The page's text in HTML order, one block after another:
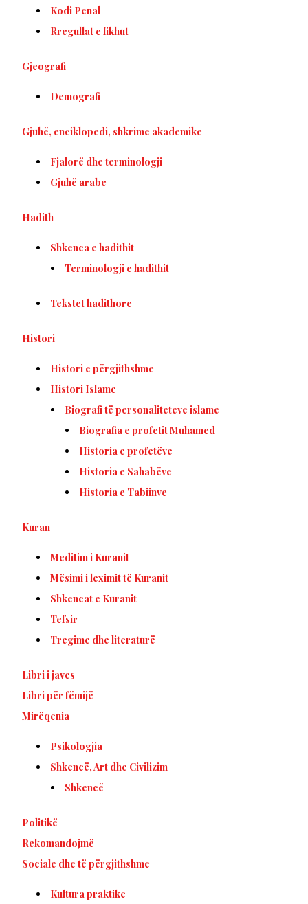
Kodi Penal
Rregullat e fikhut
Gjeografi
Demografi
Gjuhë, enciklopedi, shkrime akademike
Fjalorë dhe terminologji
Gjuhë arabe
Hadith
Shkenca e hadithit
Terminologji e hadithit
Tekstet hadithore
Histori
Histori e përgjithshme
Histori Islame
Biografi të personaliteteve islame
Biografia e profetit Muhamed
Historia e profetëve
Historia e Sahabëve
Historia e Tabiinve
Kuran
Meditim i Kuranit
Mësimi i leximit të Kuranit
Shkencat e Kuranit
Tefsir
Tregime dhe literaturë
Libri i javes
Libri për fëmijë
Mirëqenia
Psikologjia
Shkencë, Art dhe Civilizim
Shkencë
Politikë
Rekomandojmë
Sociale dhe të përgjithshme
Kultura praktike